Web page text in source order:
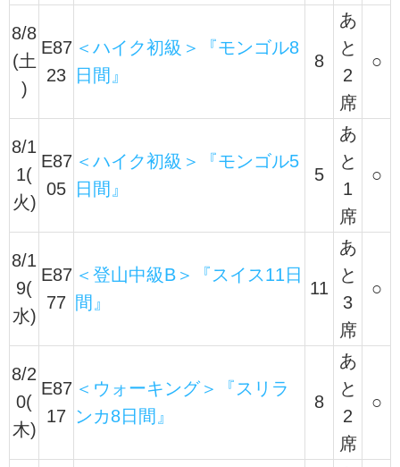
8/8
(土
)
E87
23
＜ハイク初級＞『モンゴル8
日間』
8
あ
と
2
席
○
8/1
1(
火)
E87
05
＜ハイク初級＞『モンゴル5
日間』
5
あ
と
1
席
○
8/1
9(
水)
E87
77
＜登山中級B＞『スイス11日
間』
11
あ
と
3
席
○
8/2
0(
木)
E87
17
＜ウォーキング＞『スリラ
ンカ8日間』
8
あ
と
2
席
○